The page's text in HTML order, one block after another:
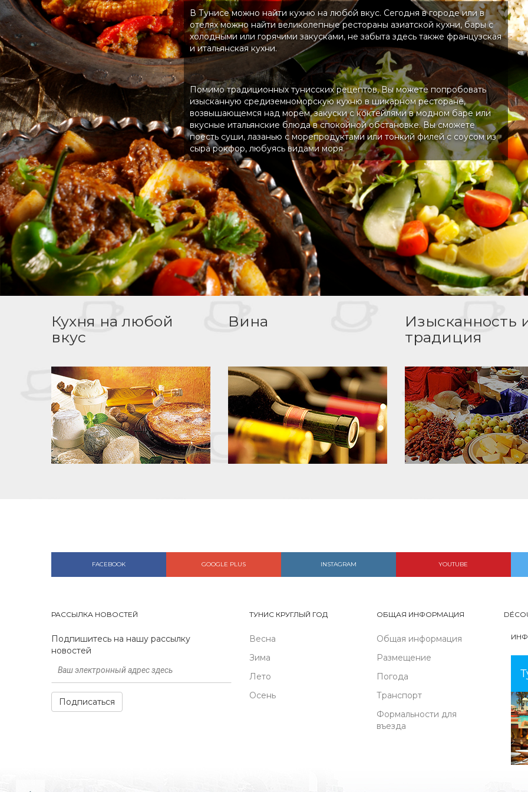
В Тунисе можно найти кухню на любой вкус. Сегодня в городе или в
отелях можно найти великолепные рестораны азиатской кухни, бары с
холодными или горячими закусками, не забыта здесь также французская
и итальянская кухни.
Помимо традиционных тунисских рецептов, Вы можете попробовать
изысканную средиземноморскую кухню в шикарном ресторане,
возвышающемся над морем, закуски с коктейлями в модном баре или
вкусные итальянские блюда в спокойной обстановке. Вы сможете
поесть суши, лазанью с морепродуктами или тонкий филей с соусом из
сыра рокфор, любуясь видами моря.
Кухня на любой
вкус
Вина
Изысканность
традиция
FACEBOOK GOOGLE PLUS INSTAGRAM YOUTUBE
РАССЫЛКА НОВОСТЕЙ
Подпишитесь на нашу рассылку
новостей
Подписаться
ТУНИС КРУГЛЫЙ ГОД
Весна
Зима
Лето
Осень
ОБЩАЯ ИНФОРМАЦИЯ
Общая информация
Размещение
Погода
Транспорт
Формальности для
въезда